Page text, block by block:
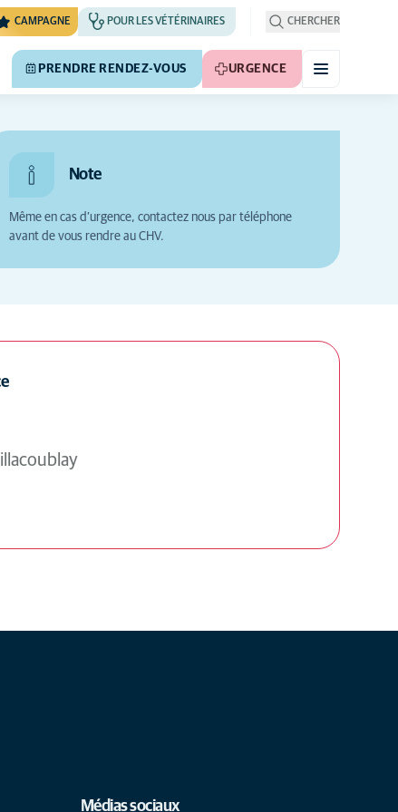
CAMPAGNE POUR LES VÉTÉRINAIRES CHERCHER
PRENDRE RENDEZ-VOUS URGENCE
Note
Même en cas d’urgence, contactez nous par téléphone
avant de vous rendre au CHV.
Médias sociaux